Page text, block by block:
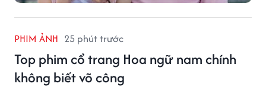
PHIM ẢNH 25 phút trước
Top phim cổ trang Hoa ngữ nam chính
không biết võ công